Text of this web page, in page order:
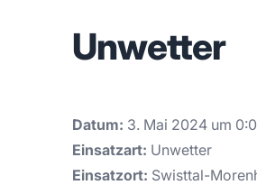
Unwetter
Datum: 3. Mai 2024 um
Einsatzart: Unwetter
Einsatzort: Swisttal-